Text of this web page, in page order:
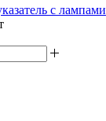
с лампами